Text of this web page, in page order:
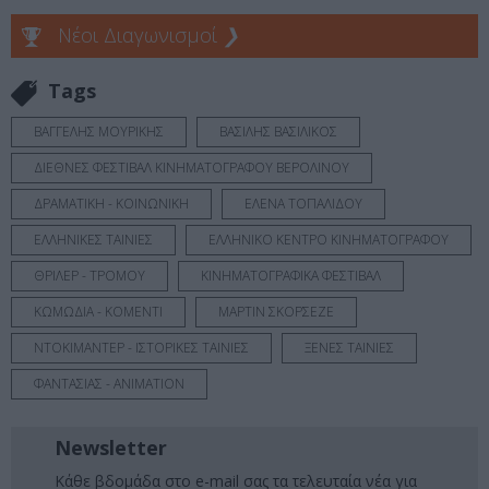
Νέοι Διαγωνισμοί ❯
Tags
ΒΑΓΓΕΛΗΣ ΜΟΥΡΙΚΗΣ
ΒΑΣΙΛΗΣ ΒΑΣΙΛΙΚΟΣ
ΔΙΕΘΝΕΣ ΦΕΣΤΙΒΑΛ ΚΙΝΗΜΑΤΟΓΡΑΦΟΥ ΒΕΡΟΛΙΝΟΥ
ΔΡΑΜΑΤΙΚΗ - ΚΟΙΝΩΝΙΚΗ
ΕΛΕΝΑ ΤΟΠΑΛΙΔΟΥ
ΕΛΛΗΝΙΚΕΣ ΤΑΙΝΙΕΣ
ΕΛΛΗΝΙΚΟ ΚΕΝΤΡΟ ΚΙΝΗΜΑΤΟΓΡΑΦΟΥ
ΘΡΙΛΕΡ - ΤΡΟΜΟΥ
ΚΙΝΗΜΑΤΟΓΡΑΦΙΚΑ ΦΕΣΤΙΒΑΛ
ΚΩΜΩΔΙΑ - ΚΟΜΕΝΤΙ
ΜΑΡΤΙΝ ΣΚΟΡΣΕΖΕ
ΝΤΟΚΙΜΑΝΤΕΡ - ΙΣΤΟΡΙΚΕΣ ΤΑΙΝΙΕΣ
ΞΕΝΕΣ ΤΑΙΝΙΕΣ
ΦΑΝΤΑΣΙΑΣ - ANIMATION
Newsletter
Κάθε βδομάδα στο e-mail σας τα τελευταία νέα για